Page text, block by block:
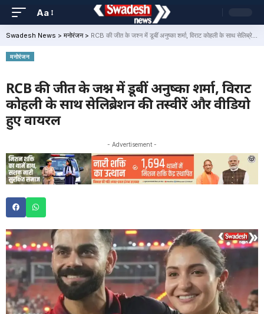
Aa
Swadesh News > मनोरंजन> RCB की जीत के जश्न में डूबीं अनुष्का शर्मा, विराट कोहली के साथ सेलिब्रेशन की तस्वीरें और वीडियो हुए वायरल
मनोरंजन
RCB की जीत के जश्न में डूबीं अनुष्का शर्मा, विराट
कोहली के साथ सेलिब्रेशन की तस्वीरें और वीडियो
हुए वायरल
- Advertisement -